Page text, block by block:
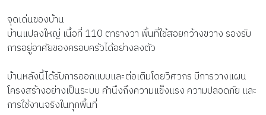
จุดเด่นของบ้าน
บ้านแปลงใหญ่ เนื้อที่ 110 ตารางวา พื้นที่ใช้สอยกว้างขวาง รองรับ
การอยู่อาศัยของครอบครัวได้อย่างลงตัว
บ้านหลังนี้ได้รับการออกแบบและต่อเติมโดยวิศวกร มีการวางแผน
โครงสร้างอย่างเป็นระบบ คำนึงถึงความแข็งแรง ความปลอดภัย และ
การใช้งานจริงในทุกพื้นที่